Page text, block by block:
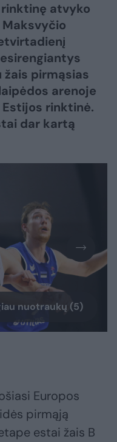
atvyko
Maksvyčio
pirmąsias
arenoje
rinktinė.
dar kartą
nuotraukų (5)
Europos
pirmąją
estai žais B